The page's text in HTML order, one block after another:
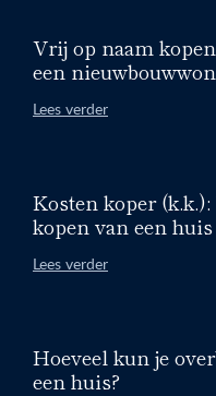
Vrij op naam
een
Lees verder
Kosten koper
kopen van een
Lees verder
Hoeveel kun je
een huis?